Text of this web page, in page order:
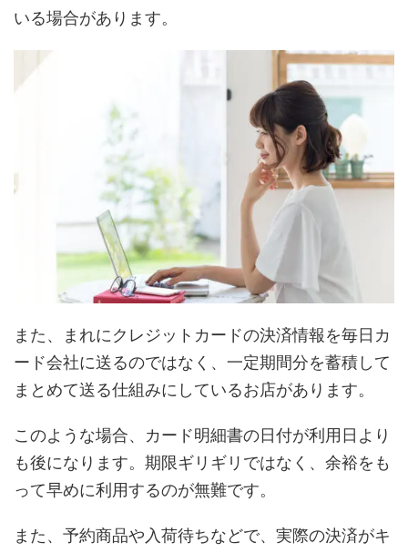
いる場合があります。
また、まれにクレジットカードの決済情報を毎日カ
ード会社に送るのではなく、一定期間分を蓄積して
まとめて送る仕組みにしているお店があります。
このような場合、カード明細書の日付が利用日より
も後になります。期限ギリギリではなく、余裕をも
って早めに利用するのが無難です。
また、予約商品や入荷待ちなどで、実際の決済がキ